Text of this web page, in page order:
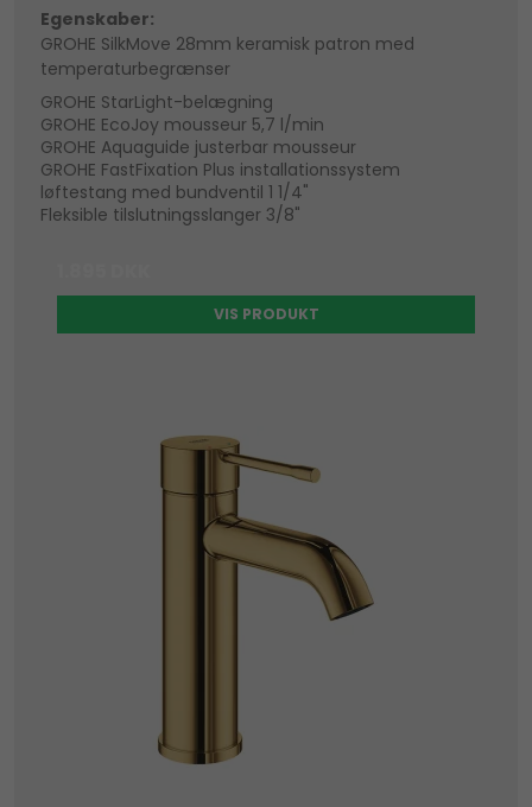
Egenskaber:
GROHE SilkMove 28mm keramisk patron med
temperaturbegrænser
GROHE StarLight-belægning
GROHE EcoJoy mousseur 5,7 l/min
GROHE Aquaguide justerbar mousseur
GROHE FastFixation Plus installationssystem
løftestang med bundventil 1 1/4"
Fleksible tilslutningsslanger 3/8"
VIS PRODUKT